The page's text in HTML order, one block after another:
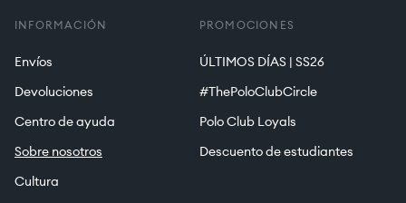
INFORMACIÓN
Envíos
Devoluciones
Centro de ayuda
Sobre nosotros
Cultura
PROMOCIONES
ÚLTIMOS DÍAS | SS26
#ThePoloClubCircle
Polo Club Loyals
Descuento de estudiantes